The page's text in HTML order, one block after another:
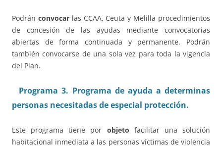
Podrán convocarlas CCAA, Ceuta y Melilla procedimientos
de concesión de las ayudas mediante convocatorias
abiertas de forma continuada y permanente. Podrán
también convocarse de una sola vez para toda la vigencia
del Plan.
Programa 3. Programa de ayuda a determinas
personas necesitadas de especial protección.
Este programa tiene por objeto facilitar una solución
habitacional inmediata a las personas víctimas de violencia